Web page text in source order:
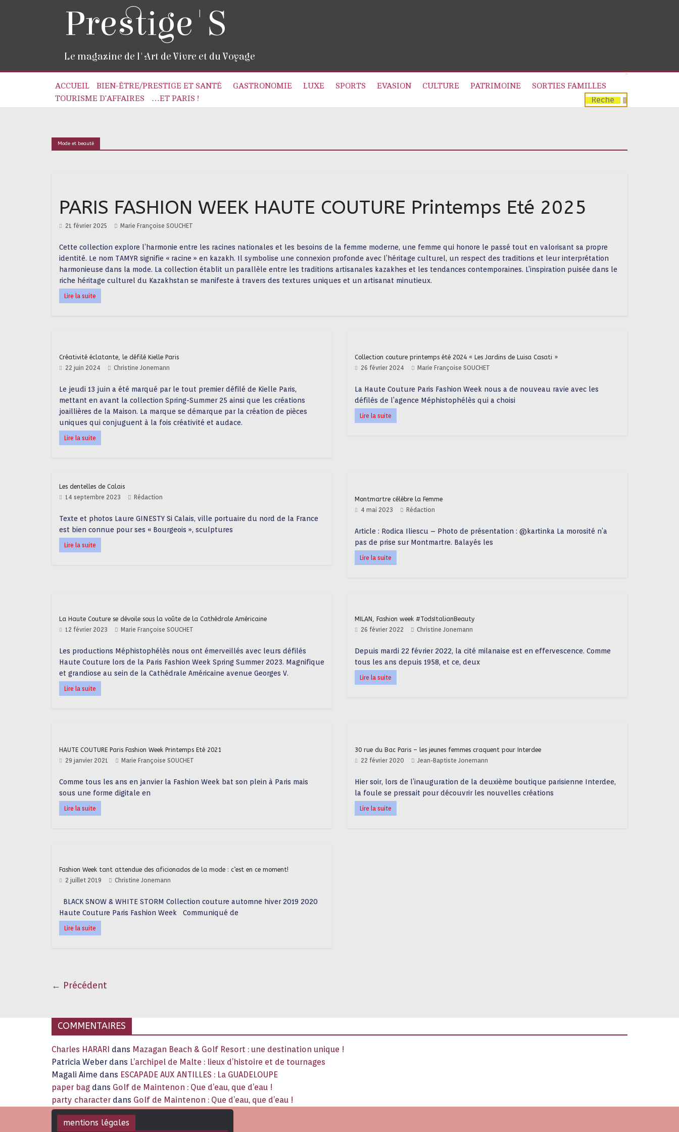
Prestige'S
Le magazine de l'Art de Vivre et du Voyage
ACCUEIL BIEN-ÊTRE/PRESTIGE ET SANTÉ GASTRONOMIE LUXE SPORTS EVASION CULTURE PATRIMOINE
SORTIES FAMILLES
TOURISME D’AFFAIRES
…ET PARIS !
Mode et beauté
PARIS FASHION WEEK HAUTE COUTURE Printemps Eté 2025
21 février 2025 Marie Françoise SOUCHET
Cette collection explore l’harmonie entre les racines nationales et les besoins de la femme moderne, une femme qui honore le passé tout en valorisant sa propre
identité. Le nom TAMYR signifie « racine » en kazakh. Il symbolise une connexion profonde avec l’héritage culturel, un respect des traditions et leur interprétation
harmonieuse dans la mode. La collection établit un parallèle entre les traditions artisanales kazakhes et les tendances contemporaines. L’inspiration puisée dans le
riche héritage culturel du Kazakhstan se manifeste à travers des textures uniques et un artisanat minutieux.
Lire la suite
Créativité éclatante, le défilé Kielle Paris
22 juin 2024 Christine Jonemann
Le jeudi 13 juin a été marqué par le tout premier défilé de Kielle Paris,
mettant en avant la collection Spring-Summer 25 ainsi que les créations
joaillières de la Maison. La marque se démarque par la création de pièces
uniques qui conjuguent à la fois créativité et audace.
Lire la suite
Collection couture printemps été 2024 « Les Jardins de Luisa Casati »
26 février 2024 Marie Françoise SOUCHET
La Haute Couture Paris Fashion Week nous a de nouveau ravie avec les
défilés de l’agence Méphistophélès qui a choisi
Lire la suite
Les dentelles de Calais
14 septembre 2023 Rédaction
Texte et photos Laure GINESTY Si Calais, ville portuaire du nord de la France
est bien connue pour ses « Bourgeois », sculptures
Lire la suite
Montmartre célèbre la Femme
4 mai 2023 Rédaction
Article : Rodica Iliescu – Photo de présentation : @kartinka La morosité n’a
pas de prise sur Montmartre. Balayés les
Lire la suite
La Haute Couture se dévoile sous la voûte de la Cathédrale Américaine
12 février 2023 Marie Françoise SOUCHET
Les productions Méphistophélès nous ont émerveillés avec leurs défilés
Haute Couture lors de la Paris Fashion Week Spring Summer 2023. Magnifique
et grandiose au sein de la Cathédrale Américaine avenue Georges V.
Lire la suite
MILAN, Fashion week #TodsItalianBeauty
26 février 2022 Christine Jonemann
Depuis mardi 22 février 2022, la cité milanaise est en effervescence. Comme
tous les ans depuis 1958, et ce, deux
Lire la suite
HAUTE COUTURE Paris Fashion Week Printemps Eté 2021
29 janvier 2021 Marie Françoise SOUCHET
Comme tous les ans en janvier la Fashion Week bat son plein à Paris mais
sous une forme digitale en
Lire la suite
30 rue du Bac Paris – les jeunes femmes craquent pour Interdee
22 février 2020 Jean-Baptiste Jonemann
Hier soir, lors de l’inauguration de la deuxième boutique parisienne Interdee,
la foule se pressait pour découvrir les nouvelles créations
Lire la suite
Fashion Week tant attendue des aficionados de la mode : c’est en ce moment!
2 juillet 2019 Christine Jonemann
BLACK SNOW & WHITE STORM Collection couture automne hiver 2019 2020
Haute Couture Paris Fashion Week Communiqué de
Lire la suite
← Précédent
COMMENTAIRES
Charles HARARI dans Mazagan Beach & Golf Resort : une destination unique !
Patricia Weber dans L’archipel de Malte : lieux d’histoire et de tournages
Magali Aime dans ESCAPADE AUX ANTILLES : La GUADELOUPE
paper bag dans Golf de Maintenon : Que d’eau, que d’eau !
party character dans Golf de Maintenon : Que d’eau, que d’eau !
mentions légales